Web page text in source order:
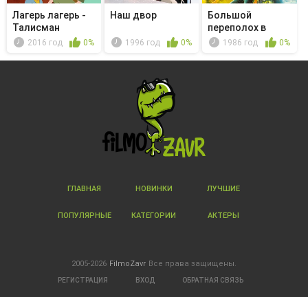
Лагерь лагерь -
Талисман
2016 год 0%
Наш двор
1996 год 0%
Большой
переполох в
маленьком
1986 год 0%
ГЛАВНАЯ НОВИНКИ ЛУЧШИЕ
ПОПУЛЯРНЫЕ КАТЕГОРИИ АКТЕРЫ
2005-2026 FilmoZavr Все права защищены.
РЕГИСТРАЦИЯ ВХОД ОБРАТНАЯ СВЯЗЬ